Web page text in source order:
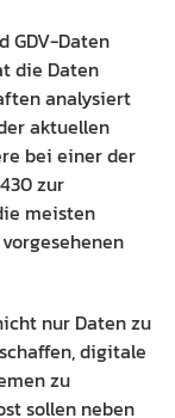
GDV-Daten
die Daten
analysiert
aktuellen
bei einer der
zur
meisten
nur Daten zu
digitale
zu
sollen neben